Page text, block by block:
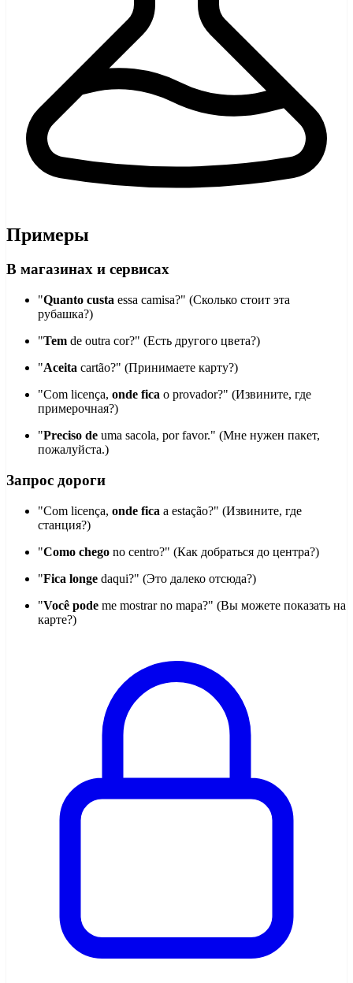
Примеры
В магазинах и сервисах
"Quanto custa essa camisa?" (Сколько стоит эта
рубашка?)
"Tem de outra cor?" (Есть другого цвета?)
"Aceita cartão?" (Принимаете карту?)
"Com licença, onde fica o provador?" (Извините, где
примерочная?)
"Preciso de uma sacola, por favor." (Мне нужен пакет,
пожалуйста.)
Запрос дороги
"Com licença, onde fica a estação?" (Извините, где
станция?)
"Como chego no centro?" (Как добраться до центра?)
"Fica longe daqui?" (Это далеко отсюда?)
"Você pode me mostrar no mapa?" (Вы можете показать на
карте?)